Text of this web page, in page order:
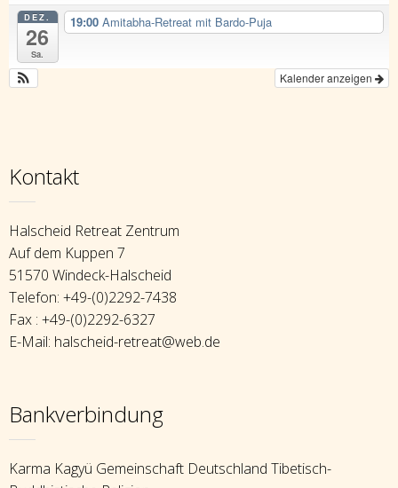
DEZ.
26
Sa.
19:00 Amitabha-Retreat mit Bardo-Puja
Kalender anzeigen
Kontakt
Halscheid Retreat Zentrum
Auf dem Kuppen 7
51570 Windeck-Halscheid
Telefon: +49-(0)2292-7438
Fax : +49-(0)2292-6327
E-Mail: halscheid-retreat@web.de
Bankverbindung
Karma Kagyü Gemeinschaft Deutschland Tibetisch-